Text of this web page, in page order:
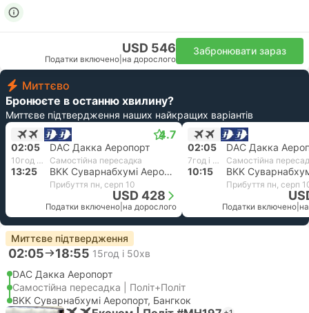
USD 546
Податки включено на дорослого
Забронювати зараз
Миттєво
Бронюєте в останню хвилину?
Миттєве підтвердження наших найкращих варіантів
4.7
02:05 DAC Дакка Аеропорт
10год і 20хв Самостійна пересадка
13:25 BKK Суварнабхумі Аеропорт, Бангкок
Прибуття пн, серп 10
USD 428
Податки включено на дорослого
02:05 DAC Дакка
7год і 10хв Самостійна
10:15
Прибуття пн, серп
Податки включено
Миттєве підтвердження
02:05 18:55 15год і 50хв
DAC Дакка Аеропорт
Самостійна пересадка | Політ+Політ
BKK Суварнабхумі Аеропорт, Бангкок